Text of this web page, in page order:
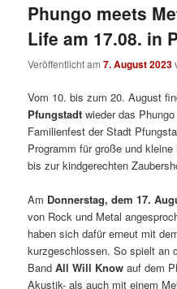
Phungo meets
Life am 17.08. in
Veröffentlicht am7. August 2023
Vom 10. bis zum 20. August
Pfungstadt wieder das
Familienfest der Stadt
Programm für große und
bis zur kindgerechten
Am Donnerstag, dem 17.
von Rock und Metal
haben sich dafür erneut mit
kurzgeschlossen. So spielt an
BandAll Will Know auf dem
Akustik- als auch mit einem